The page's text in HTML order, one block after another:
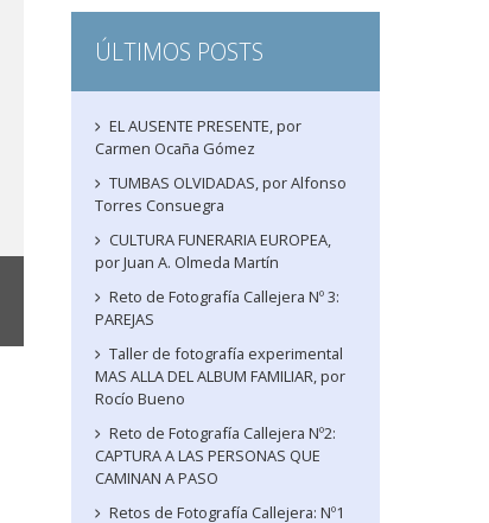
ÚLTIMOS POSTS
EL AUSENTE PRESENTE, por
Carmen Ocaña Gómez
TUMBAS OLVIDADAS, por Alfonso
Torres Consuegra
CULTURA FUNERARIA EUROPEA,
por Juan A. Olmeda Martín
Reto de Fotografía Callejera Nº 3:
PAREJAS
Taller de fotografía experimental
MAS ALLA DEL ALBUM FAMILIAR, por
Rocío Bueno
Reto de Fotografía Callejera Nº2:
CAPTURA A LAS PERSONAS QUE
CAMINAN A PASO
Retos de Fotografía Callejera: Nº1